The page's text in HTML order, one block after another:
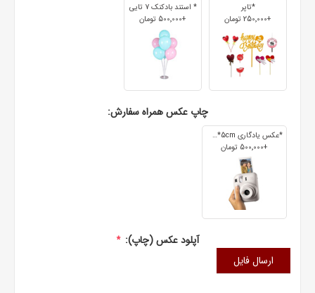
*تاپر
+250٬000 تومان
* استند بادکنک 7 تایی
+500٬000 تومان
چاپ عکس همراه سفارش:
*عکس یادگاری 7cm*5cm
+500٬000 تومان
آپلود عکس (چاپ): *
ارسال فایل